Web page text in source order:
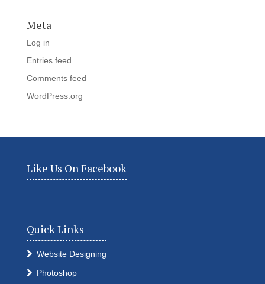
Meta
Log in
Entries feed
Comments feed
WordPress.org
Like Us On Facebook
Quick Links
Website Designing
Photoshop